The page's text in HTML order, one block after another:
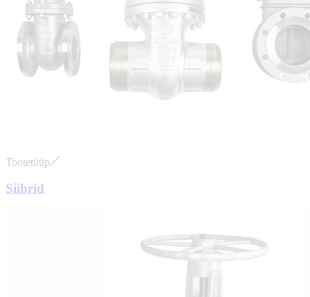
Tootetüüp
Siibrid